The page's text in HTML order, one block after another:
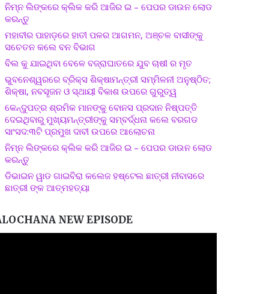
ନିମ୍ନ ଲିଙ୍କରେ କ୍ଲିକ କରି ଆଜିର ଇ – ପେପର ଡାଉନ ଲୋଡ
କରନ୍ତୁ
ମହାବୀର ପାହାଡ଼ରେ ହାତୀ ପଳର ଆଗମନ, ଅଞ୍ଚଳ ବାସୀଙ୍କୁ
ସଚେତନ କଲେ ବନ ବିଭାଗ
ବିଲ କୁ ଯାଇଥିବା ବେଳେ ବଜ୍ରାଘାତରେ ଯୁବ ଚାଷୀ ର ମୃତ
ଭୁବନେଶ୍ୱରରେ ବ୍ରିକ୍ସ ଶିକ୍ଷାମନ୍ତ୍ରୀ ସମ୍ମିଳନୀ ଅନୁଷ୍ଠିତ;
ଶିକ୍ଷା, ନବସୃଜନ ଓ ସ୍ଥାୟୀ ବିକାଶ ଉପରେ ଗୁରୁତ୍ୱ
କେନ୍ଦୁପତ୍ର ଶ୍ରମିକ ମାନଙ୍କୁ ବୋନସ ପ୍ରଦାନ ନିଷ୍ପତ୍ତି
ଦେଇଥିବାରୁ ମୁଖ୍ୟମନ୍ତ୍ରୀଙ୍କୁ ସମ୍ବର୍ଦ୍ଧନା କଲେ ବରଗଡ
ସାଂସଦ:୩ଟି ପ୍ରମୁଖ ଦାବୀ ଉପରେ ଆଲୋଚନା
ନିମ୍ନ ଲିଙ୍କରେ କ୍ଲିକ କରି ଆଜିର ଇ – ପେପର ଡାଉନ ଲୋଡ
କରନ୍ତୁ
ଡିଭାଇନ ୱାଡ ଗାଇବିରା କଲେଜ ହଷ୍ଟେଲ ଛାତ୍ରୀ ନୀବାସରେ
ଛାତ୍ରୀ ଙ୍କ ଆତ୍ମହତ୍ୟା
NEW EPISODE